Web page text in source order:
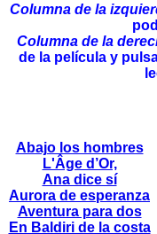
Columna de la
Columna de la
de la película y
Abajo los hombres
L'Âge d’Or,
Ana dice sí
Aurora de esperanza
Aventura para dos
En Baldiri de la costa